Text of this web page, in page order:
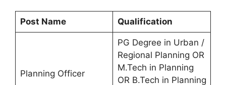
Post Name Qualification
Planning Officer
PG Degree in Urban /
Regional Planning OR
M.Tech in Planning
OR B.Tech in Planning